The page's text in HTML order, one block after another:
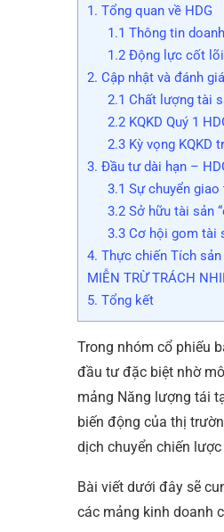
1. Tổng quan về HDG
1.1 Thông tin
1.2 Động lực cốt
2. Cập nhật và đánh
2.1 Chất lượng tài
2.2 KQKD Quý 1
2.3 Kỳ vọng KQKD
3. Đầu tư dài hạn –
3.1 Sự chuyển
3.2 Sở hữu tài sản
3.3 Cơ hội gom tài
4. Thực chiến Tích
MIỄN TRỪ TRÁCH
5. Tổng kết
Trong nhóm cổ phiếu
đầu tư đặc biệt nhờ
mảng Năng lượng tái
biến động của thị
dịch chuyển chiến
Bài viết dưới đây sẽ
các mảng kinh doanh